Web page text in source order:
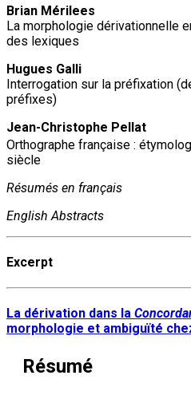
Brian Mérilees
La morphologie dérivationnelle
des lexiques
Hugues Galli
Interrogation sur la préfixation
préfixes)
Jean-Christophe Pellat
Orthographe française :
siècle
Résumés en français
English Abstracts
Excerpt
La dérivation dans la
morphologie et ambiguïté
Résumé